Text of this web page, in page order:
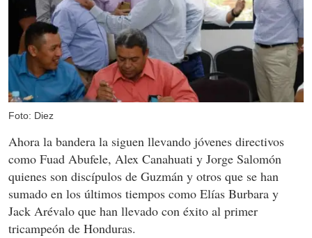
Foto: Diez
Ahora la bandera la siguen llevando jóvenes directivos
como Fuad Abufele, Alex Canahuati y Jorge Salomón
quienes son discípulos de Guzmán y otros que se han
sumado en los últimos tiempos como Elías Burbara y
Jack Arévalo que han llevado con éxito al primer
tricampeón de Honduras.